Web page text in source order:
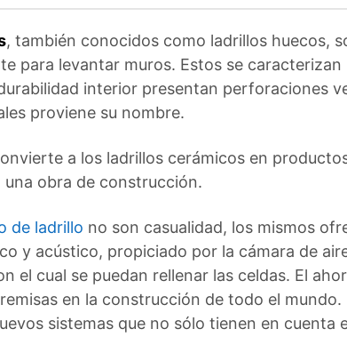
, también conocidos como ladrillos huecos,
para levantar muros. Estos se caracterizan
interior presentan perforaciones
proviene su nombre.
a los ladrillos cerámicos en
obra de construcción.
de ladrillo no son casualidad, los mismos
y acústico, propiciado por la cámara de
el cual se puedan rellenar las celdas. El
en la construcción de todo el mundo.
sistemas que no sólo tienen en cuenta